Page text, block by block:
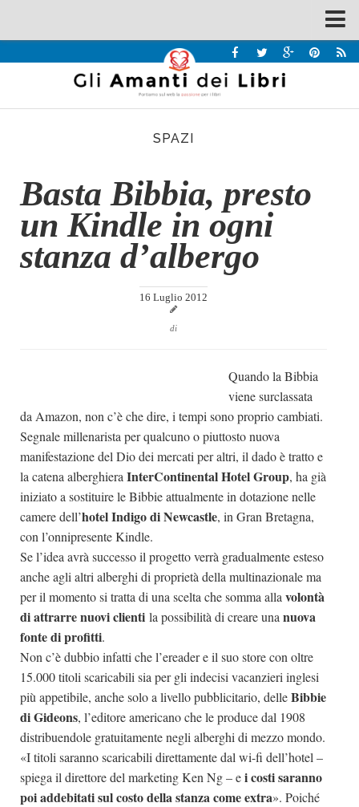
Recensioni
Interviste & Incontri
Chi siamo
Contatti
Eventi
Archivio
Autori
Case editrici
Partnership
Giallo Stresa
Premio Chiara
A Tutto Volume
Salone di Torino
Marketing
SPAZI
Basta Bibbia, presto
un Kindle in ogni
stanza d’albergo
16 Luglio 2012
di
Quando la Bibbia
viene surclassata
da Amazon, non c’è che dire, i tempi sono proprio cambiati.
Segnale millenarista per qualcuno o piuttosto nuova
manifestazione del Dio dei mercati per altri, il dado è tratto e
la catena alberghiera InterContinental Hotel Group, ha già
iniziato a sostituire le Bibbie attualmente in dotazione nelle
camere dell’hotel Indigo di Newcastle, in Gran Bretagna,
con l’onnipresente Kindle.
Se l’idea avrà successo il progetto verrà gradualmente esteso
anche agli altri alberghi di proprietà della multinazionale ma
per il momento si tratta di una scelta che somma alla volontà
di attrarre nuovi clienti la possibilità di creare una nuova
fonte di profitti.
Non c’è dubbio infatti che l’ereader e il suo store con oltre
15.000 titoli scaricabili sia per gli indecisi vacanzieri inglesi
più appetibile, anche solo a livello pubblicitario, delleBibbie
di Gideons, l’editore americano che le produce dal 1908
distribuendole gratuitamente negli alberghi di mezzo mondo.
«I titoli saranno scaricabili direttamente dal wi-fi dell’hotel –
spiega il direttore del marketing Ken Ng – ei costi saranno
poi addebitati sul costo della stanza come extra». Poiché